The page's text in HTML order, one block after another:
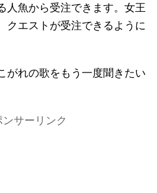
人魚から受注できます。女王
クエストが受注できるように
がれの歌をもう一度聞きたい
ンサーリンク